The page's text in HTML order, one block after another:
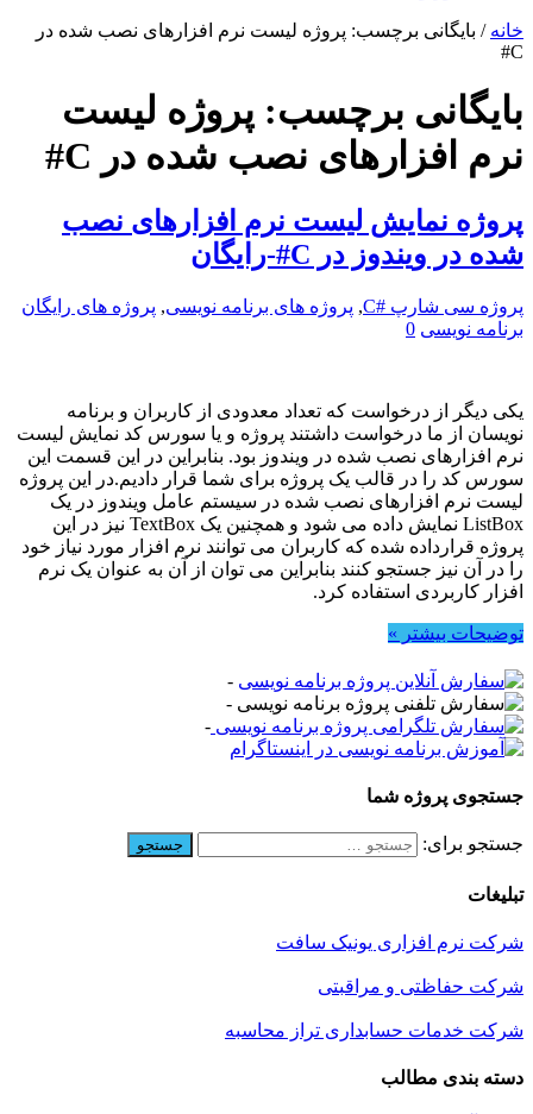
خانه / بایگانی برچسب: پروژه لیست نرم افزارهای نصب شده در
C#
بایگانی برچسب: پروژه لیست
نرم افزارهای نصب شده در C#
پروژه نمایش لیست نرم افزارهای نصب
شده در ویندوز در C#-رایگان
پروژه سی شارپ #C , پروژه های برنامه نویسی, پروژه های رایگان
برنامه نویسی 0
یکی دیگر از درخواست که تعداد معدودی از کاربران و برنامه
نویسان از ما درخواست داشتند پروژه و یا سورس کد نمایش لیست
نرم افزارهای نصب شده در ویندوز بود. بنابراین در این قسمت این
سورس کد را در قالب یک پروژه برای شما قرار دادیم.در این پروژه
لیست نرم افزارهای نصب شده در سیستم عامل ویندوز در یک
ListBox نمایش داده می شود و همچنین یک TextBox نیز در این
پروژه قرارداده شده که کاربران می توانند نرم افزار مورد نیاز خود
را در آن نیز جستجو کنند بنابراین می توان از آن به عنوان یک نرم
افزار کاربردی استفاده کرد.
توضیحات بیشتر »
-
-
-
جستجوی پروژه شما
جستجو برای:
تبلیغات
شرکت نرم افزاری یونیک سافت
شرکت حفاظتی و مراقبتی
شرکت خدمات حسابداری تراز محاسبه
دسته بندی مطالب